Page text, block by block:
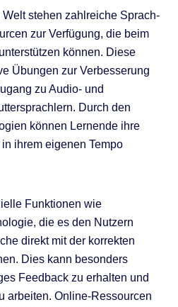
stehen zahlreiche Sprach-
zur Verfügung, die beim
können. Diese
Übungen zur Verbesserung
zu Audio- und
Durch den
können Lernende ihre
ihrem eigenen Tempo
Funktionen wie
die es den Nutzern
direkt mit der korrekten
Dies kann besonders
Feedback zu erhalten und
arbeiten. Online-Ressourcen